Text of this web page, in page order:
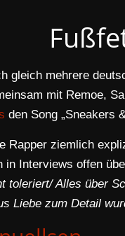
gleich mehrere
mit Remoe,
den Song „Sneakers
Rapper ziemlich
in Interviews offen
toleriert/ Alles über
Liebe zum Detail